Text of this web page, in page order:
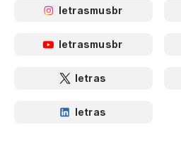
letrasmusbr
letrasmusbr
letras
letras